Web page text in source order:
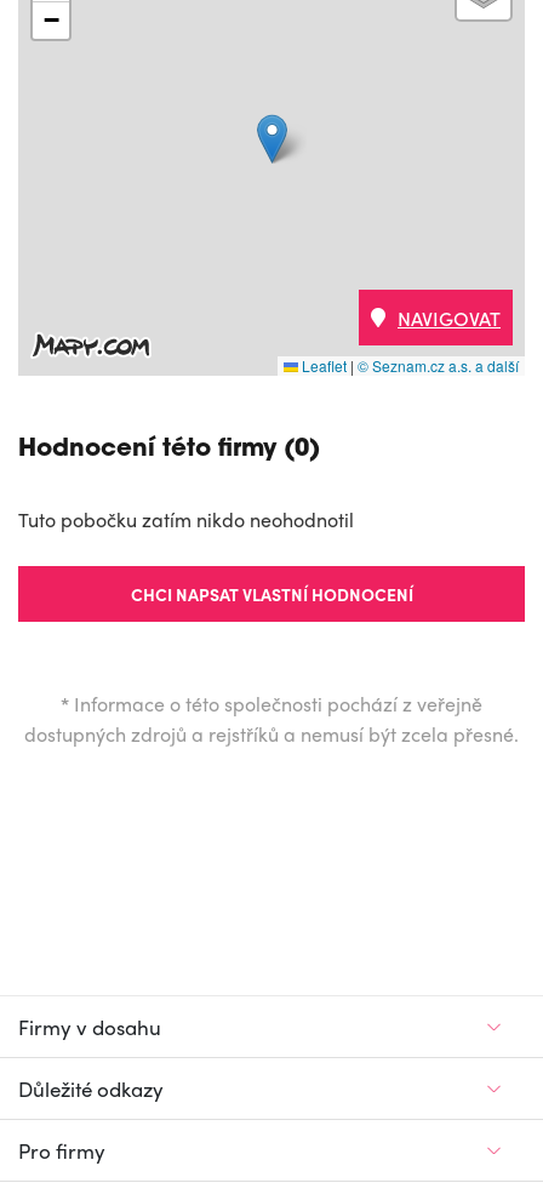
−
Leaflet | © Seznam.cz a.s. a další
NAVIGOVAT
Hodnocení této firmy (0)
Tuto pobočku zatím nikdo neohodnotil
CHCI NAPSAT VLASTNÍ HODNOCENÍ
* Informace o této společnosti pochází z veřejně
dostupných zdrojů a rejstříků a nemusí být zcela přesné.
Firmy v dosahu
Důležité odkazy
Pro firmy